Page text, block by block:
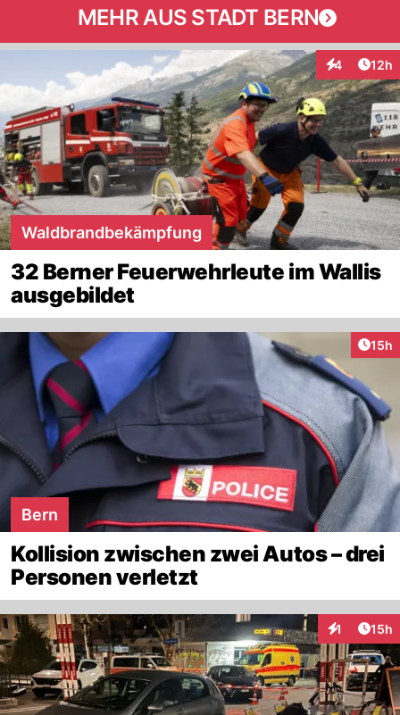
MEHR AUS STADT BERN
4
Interaktionen
12h
Waldbrandbekämpfung
32 Berner Feuerwehrleute im Wallis
ausgebildet
15h
Bern
Kollision zwischen zwei Autos – drei
Personen verletzt
1 15h